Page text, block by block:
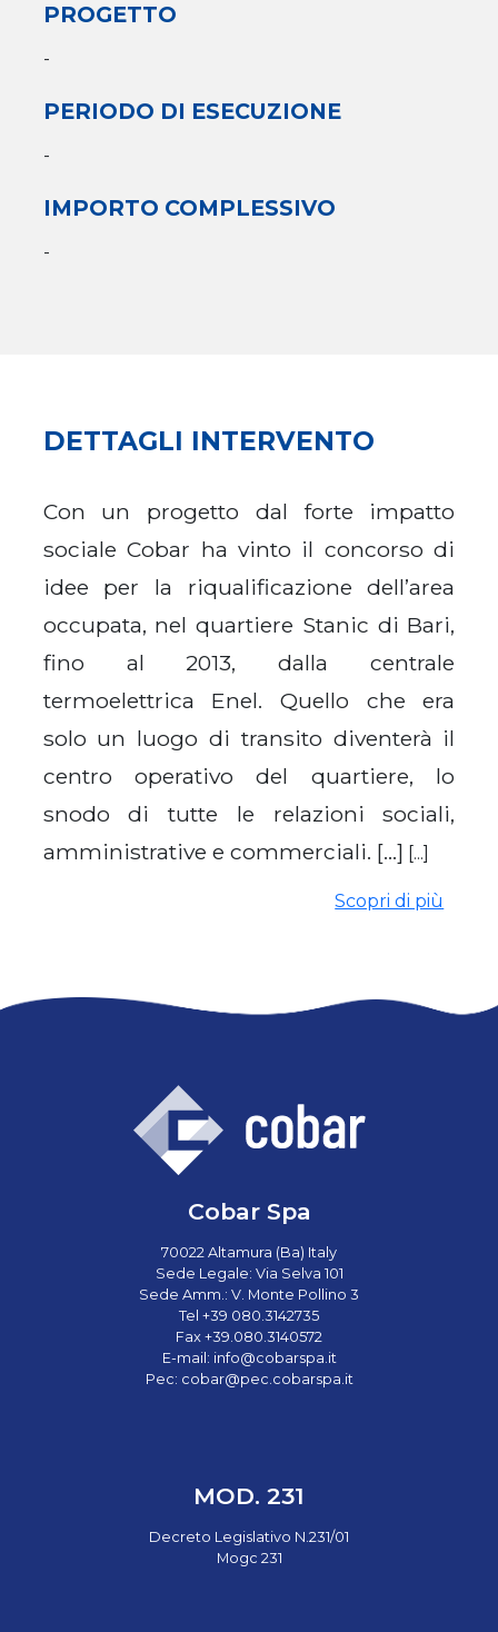
PROGETTO
-
PERIODO DI ESECUZIONE
-
IMPORTO COMPLESSIVO
-
DETTAGLI INTERVENTO
Con un progetto dal forte impatto
sociale Cobar ha vinto il concorso di
idee per la riqualificazione dell’area
occupata, nel quartiere Stanic di Bari,
fino al 2013, dalla centrale
termoelettrica Enel. Quello che era
solo un luogo di transito diventerà il
centro operativo del quartiere, lo
snodo di tutte le relazioni sociali,
amministrative e commerciali. […] [...]
Scopri di più
Cobar Spa
70022 Altamura (Ba) Italy
Sede Legale: Via Selva 101
Sede Amm.: V. Monte Pollino 3
Tel +39 080.3142735
Fax +39.080.3140572
E-mail: info@cobarspa.it
Pec: cobar@pec.cobarspa.it
MOD. 231
Decreto Legislativo N.231/01
Mogc 231